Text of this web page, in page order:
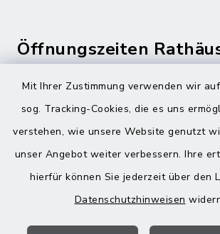
Mit Ihrer Zustimmung verwenden wir
sog. Tracking-Cookies, die es uns
verstehen, wie unsere Website genutzt
unser Angebot weiter verbessern. Ihre
hierfür können Sie jederzeit über den
Datenschutzhinweisen
Öffnungszeiten
Montag bis Freitag:
08:00-12:00 Uhr
Donnerstag zusätzlich:
13:00-18:00 Uhr